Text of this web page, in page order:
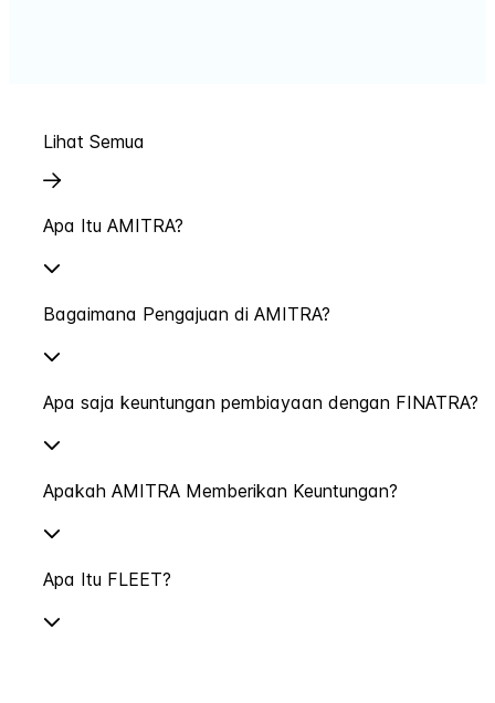
Lihat Semua
Apa Itu AMITRA?
Bagaimana Pengajuan di AMITRA?
Apa saja keuntungan pembiayaan dengan FINATRA?
Apakah AMITRA Memberikan Keuntungan?
Apa Itu FLEET?